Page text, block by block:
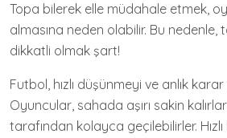
Topa bilerek elle müdahale etmek,
almasına neden olabilir. Bu
dikkatli olmak şart!
Futbol, hızlı düşünmeyi ve anlık
Oyuncular, sahada aşırı sakin
tarafından kolayca geçilebilirler.